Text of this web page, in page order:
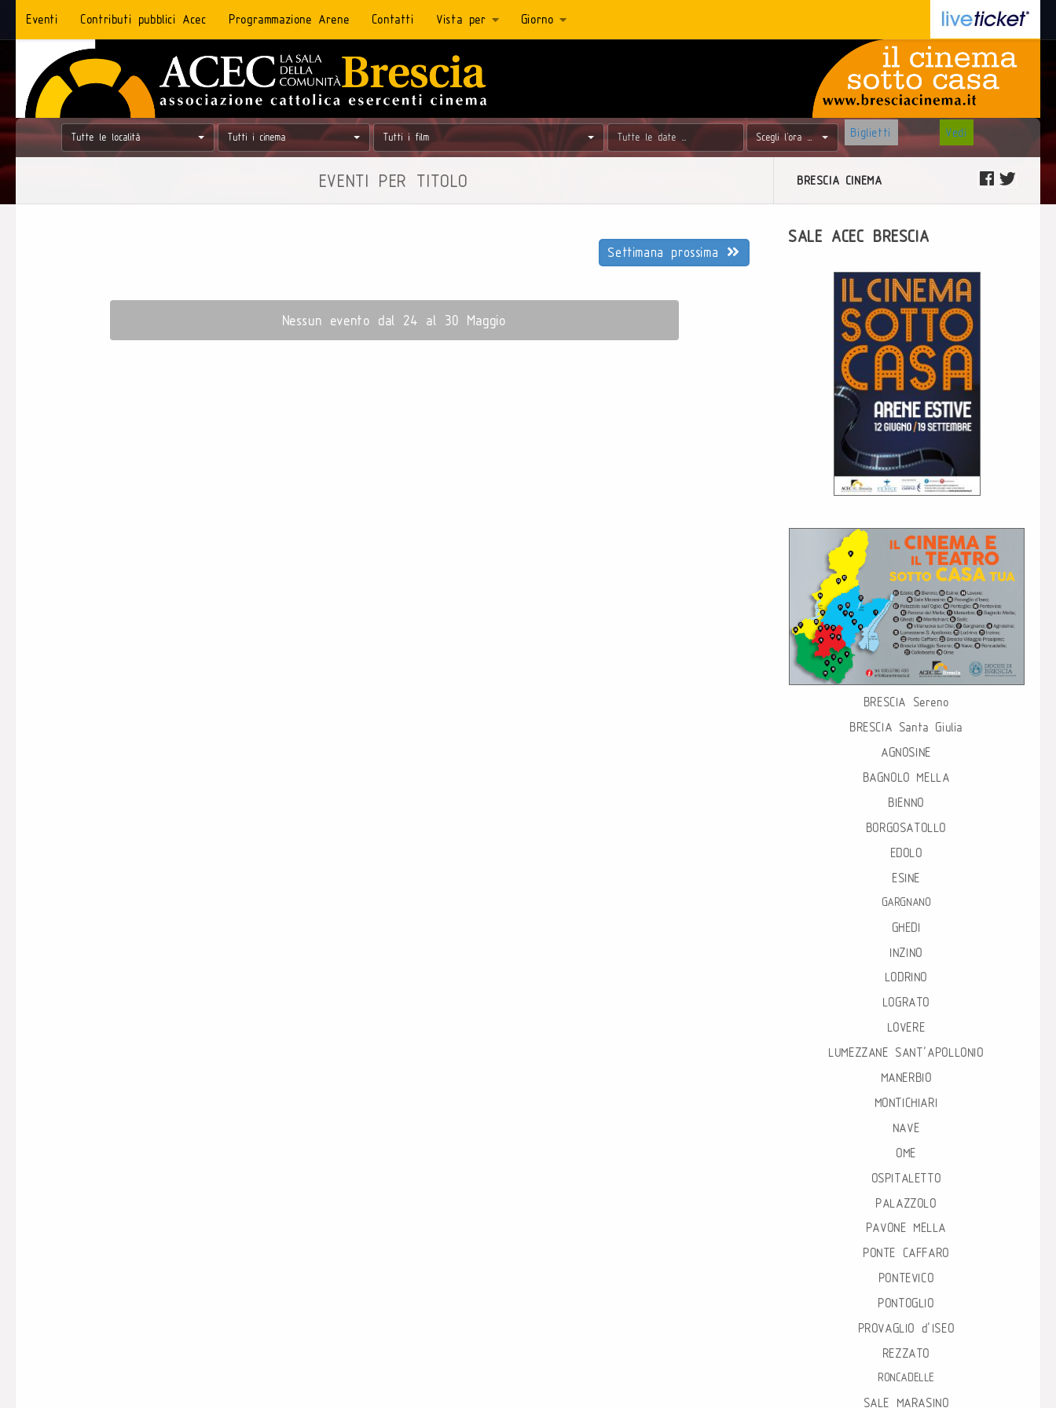
Eventi Contributi pubblici Acec Programmazione Arene Contatti Vista per Giorno
Tutte le località Tutti i cinema Tutti i film Scegli l'ora ... Biglietti Vedi
EVENTI PER TITOLO
Settimana prossima
Nessun evento dal 24 al 30 Maggio
BRESCIA CINEMA
SALE ACEC BRESCIA
BRESCIA Sereno
BRESCIA Santa Giulia
AGNOSINE
BAGNOLO MELLA
BIENNO
BORGOSATOLLO
EDOLO
ESINE
GARGNANO
GHEDI
INZINO
LODRINO
LOGRATO
LOVERE
LUMEZZANE SANT’APOLLONIO
MANERBIO
MONTICHIARI
NAVE
OME
OSPITALETTO
PALAZZOLO
PAVONE MELLA
PONTE CAFFARO
PONTEVICO
PONTOGLIO
PROVAGLIO d’ISEO
REZZATO
RONCADELLE
SALE MARASINO